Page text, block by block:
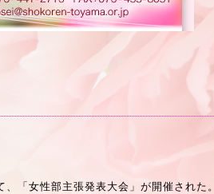
「女性部主張発表大会」が開催された。